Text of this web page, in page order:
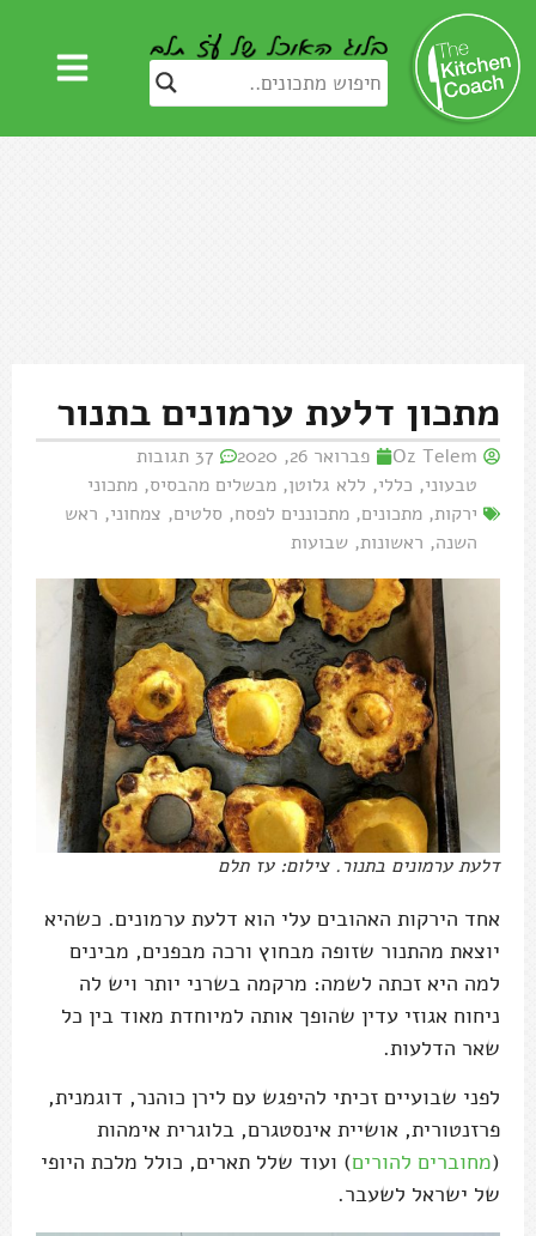
מתכון דלעת ערמונים בתנור
Oz Telem פברואר 26, 2020
37 תגובות
טבעוני, כללי, ללא גלוטן, מבשלים מהבסיס, מתכוני
ירקות, מתכונים, מתכוננים לפסח, סלטים, צמחוני, ראש
השנה, ראשונות, שבועות
דלעת ערמונים בתנור. צילום: עז תלם
אחד הירקות האהובים עלי הוא דלעת ערמונים. כשהיא
יוצאת מהתנור שזופה מבחוץ ורכה מבפנים, מבינים
למה היא זכתה לשמה: מרקמה בשרני יותר ויש לה
ניחוח אגוזי עדין שהופך אותה למיוחדת מאוד בין כל
שאר הדלעות.
לפני שבועיים זכיתי להיפגש עם לירן כוהנר, דוגמנית,
פרזנטורית, אושיית אינסטגרם, בלוגרית אימהות
(מחוברים להורים) ועוד שלל תארים, כולל מלכת היופי
של ישראל לשעבר.